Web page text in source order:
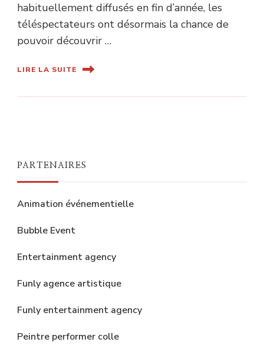
habituellement diffusés en fin d’année, les
téléspectateurs ont désormais la chance de
pouvoir découvrir …
LIRE LA SUITE
PARTENAIRES
Animation événementielle
Bubble Event
Entertainment agency
Funly agence artistique
Funly entertainment agency
Peintre performer colle